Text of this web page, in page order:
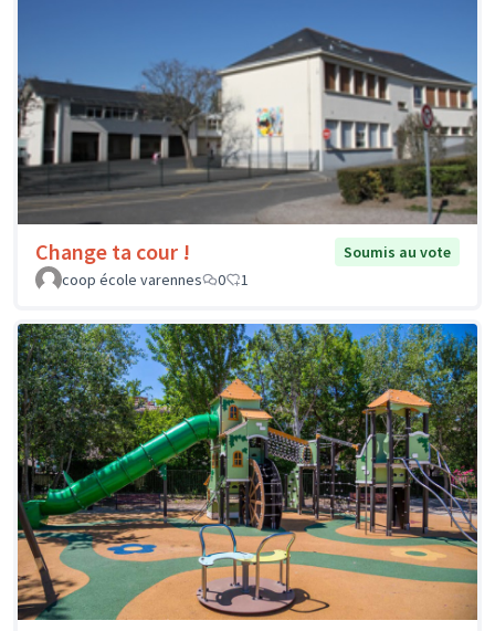
Change ta cour !
Soumis au vote
coop école varennes
0 1